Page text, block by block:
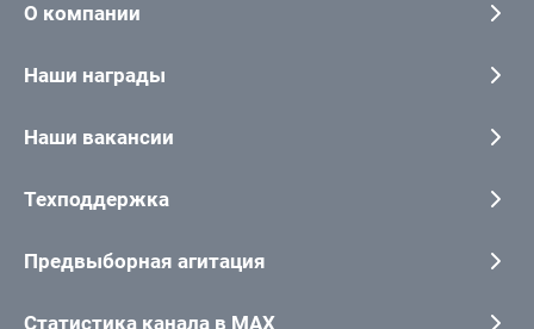
О компании
Наши награды
Наши вакансии
Техподдержка
Предвыборная агитация
Статистика канала в MAX